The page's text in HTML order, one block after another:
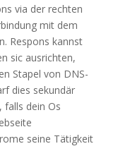
via der rechten
mit dem
Respons kannst
sic ausrichten,
Stapel von DNS-
dies sekundär
falls dein Os
seine Tätigkeit